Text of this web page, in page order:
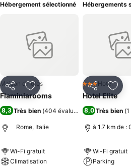
Hébergement sélectionné
PartagerAjouter à mes favoris
Maison d'hôtes
Flaminiarooms
8,3 Très bien (404 évaluations)
Rome, Italie
Wi-Fi gratuit
Climatisation
Hébergements
Partager
3 ÉtoilesHotel
Hotel Elite
8,0 Très bien (
à 1.7 km de :
Wi-Fi gratuit
Parking